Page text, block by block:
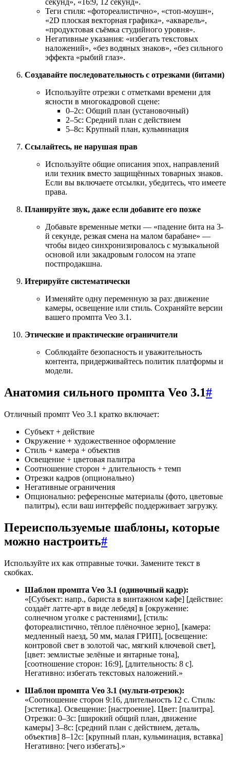
секунд», «16:9, 12 секунд».
Теги стиля: «фотореалистично», «стоп-моушн»,
«2D плоская векторная графика», «акварель»,
«продуктовая съёмка студийного уровня».
Негативные указания: «избегать текстовых
наложений», «без водяных знаков», «без сильного
эффекта «рыбий глаз».
Создавайте последовательность с отрезками (битами)
Используйте отрезки с отметками времени для
ясности в многокадровой сцене:
0–2с: Общий план (установочный)
2–5с: Средний план с действием
5–8с: Крупный план, кульминация
Ссылайтесь, не нарушая прав
Используйте общие описания эпох, направлений
или техник вместо защищённых товарных знаков.
Если вы включаете отсылки, убедитесь, что имеете
права.
Планируйте звук, даже если добавите его позже
Добавьте временные метки — «падение бита на 3-
й секунде, резкая смена на малом барабане» —
чтобы видео синхронизировалось с музыкальной
основой или закадровым голосом на этапе
постпродакшна.
Итерируйте систематически
Изменяйте одну переменную за раз: движение
камеры, освещение или стиль. Сохраняйте версии
вашего промпта Veo 3.1.
Этические и практические ограничители
Соблюдайте безопасность и уважительность
контента, придерживайтесь политик платформы и
модели.
Анатомия сильного промпта Veo 3.1#
Отличный промпт Veo 3.1 кратко включает:
Субъект + действие
Окружение + художественное оформление
Стиль + камера + объектив
Освещение + цветовая палитра
Соотношение сторон + длительность + темп
Отрезки кадров (опционально)
Негативные ограничения
Опционально: референсные материалы (фото, цветовые
палитры), если ваш интерфейс поддерживает загрузку.
Переиспользуемые шаблоны, которые
можно настроить#
Используйте их как отправные точки. Замените текст в
скобках.
Шаблон промпта Veo 3.1 (одиночный кадр):
«[Субъект: напр., бариста в винтажном кафе] [действие:
создаёт латте-арт в виде лебедя] в [окружение:
солнечном уголке с растениями], [стиль:
фотореалистично, тёплое плёночное зерно], [камера:
медленный наезд, 50 мм, малая ГРИП], [освещение:
контровой свет в золотой час, мягкий ключевой свет],
[цвет: землистые зелёные и янтарные тона],
[соотношение сторон: 16:9], [длительность: 8 с].
Негативно: избегать текстовых наложений.»
Шаблон промпта Veo 3.1 (мульти-отрезок):
«Соотношение сторон 9:16, длительность 12 с. Стиль:
[эстетика]. Освещение: [настроение]. Цвет: [палитра].
Отрезки: 0–3с: [широкий общий план, движение
камеры] 3–8с: [средний план с действием, деталь,
объектив] 8–12с: [крупный план, кульминация, вставка]
Негативно: [чего избегать].»